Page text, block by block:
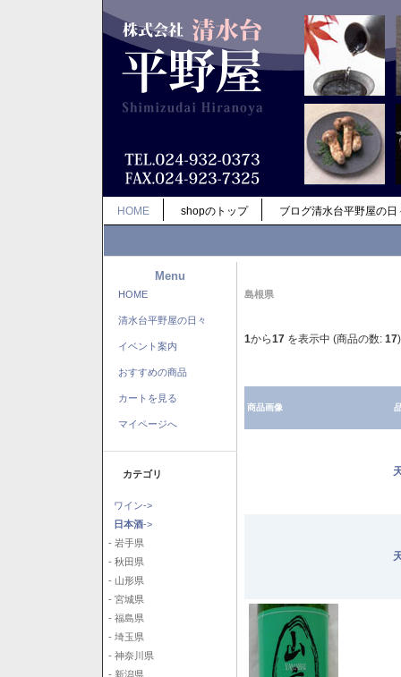
HOME shopのトップ ブログ清水台平野屋の日
Menu
HOME
清水台平野屋の日々
イベント案内
おすすめの商品
カートを見る
マイページへ
カテゴリ
ワイン->
日本酒->
- 岩手県
- 秋田県
- 山形県
- 宮城県
- 福島県
- 埼玉県
- 神奈川県
- 新潟県
島根県
1から17 を表示中 (商品の数: 17)
商品画像